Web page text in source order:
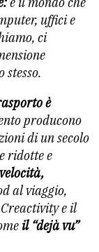
uffici e
ci
è
producono
di un secolo
ridotte e
al viaggio,
e il
il “dejà vu”